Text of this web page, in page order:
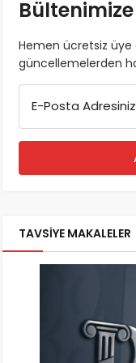
Bültenimize
Hemen ücretsiz üye
güncellemelerden
E-Posta Adresiniz
TAVSİYE MAKALELER